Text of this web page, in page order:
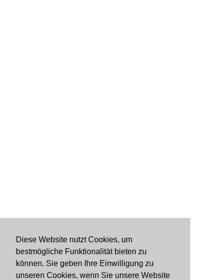
Diese Website nutzt Cookies, um
bestmögliche Funktionalität bieten zu
können. Sie geben Ihre Einwilligung zu
unseren Cookies, wenn Sie unsere Website